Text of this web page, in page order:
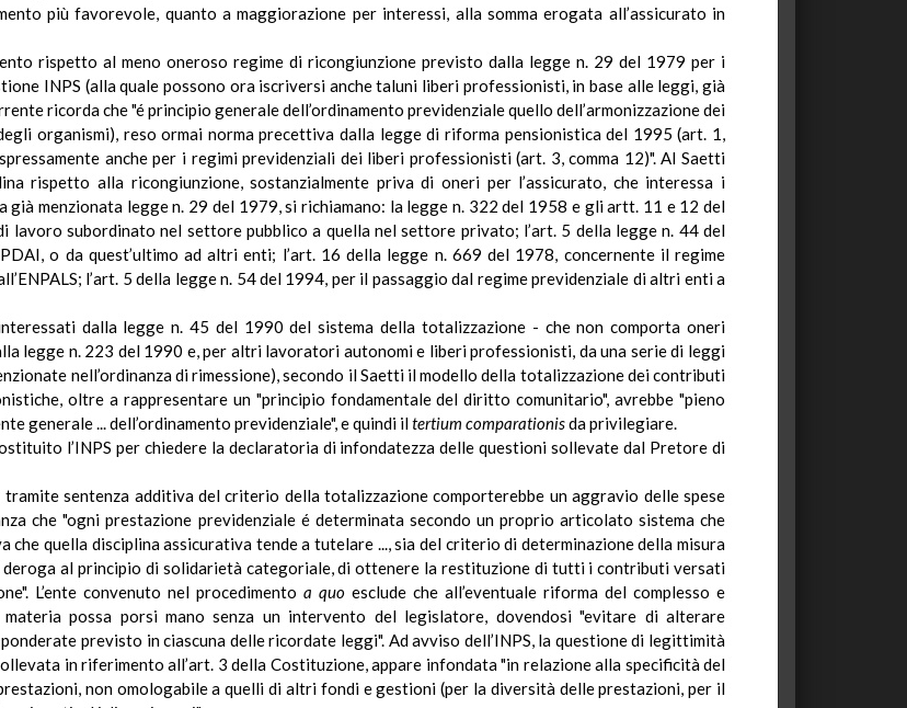
più favorevole, quanto a maggiorazione per interessi, alla somma erogata all’assicurato in
rispetto al meno oneroso regime di ricongiunzione previsto dalla legge n. 29 del 1979 per i
INPS (alla quale possono ora iscriversi anche taluni liberi professionisti, in base alle leggi, già
ricorda che "é principio generale dell’ordinamento previdenziale quello dell’armonizzazione dei
organismi), reso ormai norma precettiva dalla legge di riforma pensionistica del 1995 (art. 1,
anche per i regimi previdenziali dei liberi professionisti (art. 3, comma 12)".Al Saetti
rispetto alla ricongiunzione, sostanzialmente priva di oneri per l’assicurato, che interessa i
menzionata legge n. 29 del 1979, si richiamano: la legge n. 322 del 1958 e gli artt. 11 e 12 del
subordinato nel settore pubblico a quella nel settore privato; l’art. 5 della legge n. 44 del
o da quest’ultimo ad altri enti; l’art. 16 della legge n. 669 del 1978, concernente il regime
l’art. 5 della legge n. 54 del 1994, per il passaggio dal regime previdenziale di altri enti a
dalla legge n. 45 del 1990 del sistema della totalizzazione - che non comporta oneri
legge n. 223 del 1990 e, per altri lavoratori autonomi e liberi professionisti, da una serie di leggi
nell’ordinanza di rimessione), secondo il Saetti il modello della totalizzazione dei contributi
oltre a rappresentare un "principio fondamentale del diritto comunitario", avrebbe "pieno
generale ... dell’ordinamento previdenziale", e quindi iltertium comparationisda privilegiare.
l’INPS per chiedere la declaratoria di infondatezza delle questioni sollevate dal Pretore di
tramite sentenza additiva del criterio della totalizzazione comporterebbe un aggravio delle spese
che "ogni prestazione previdenziale é determinata secondo un proprio articolato sistema che
quella disciplina assicurativa tende a tutelare ...,sia del criterio di determinazione della misura
deroga al principio di solidarietà categoriale, di ottenere la restituzione di tutti i contributi versati
L’ente convenuto nel procedimento a quo esclude che all’eventuale riforma del complesso e
possa porsi mano senza un intervento del legislatore, dovendosi "evitare di alterare
previsto in ciascuna delle ricordate leggi". Ad avviso dell’INPS, la questione di legittimità
in riferimento all’art. 3 della Costituzione, appare infondata "in relazione alla specificità del
non omologabile a quelli di altri fondi e gestioni (per la diversità delle prestazioni, per il